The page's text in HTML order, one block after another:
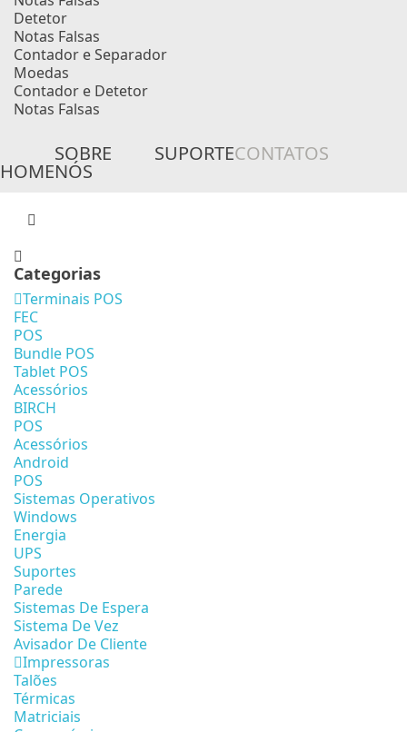
Detetor
Notas Falsas
Contador e Separador
Moedas
Contador e Detetor
Notas Falsas
HOME
SOBRE
NÓS
SUPORTECONTATOS
Categorias
Terminais POS
FEC
POS
Bundle POS
Tablet POS
Acessórios
BIRCH
POS
Acessórios
Android
POS
Sistemas Operativos
Windows
Energia
UPS
Suportes
Parede
Sistemas De Espera
Sistema De Vez
Avisador De Cliente
Impressoras
Talões
Térmicas
Matriciais